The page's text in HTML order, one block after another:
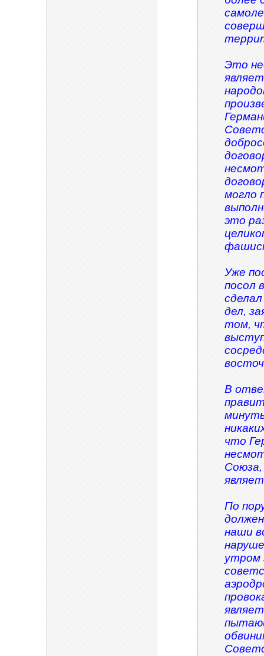
Это
могло
это
Уже
посол
дел,
том,
В
что
По
наши
утром